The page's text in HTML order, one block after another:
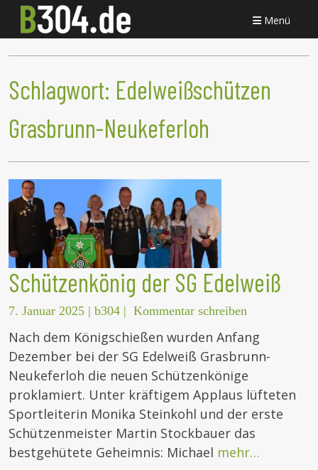
Menü
Schlagwort: Edelweißschützen
Grasbrunn-Neukeferloh
Schützenkönig der SG Edelweiß
7. Januar 2025 | b304 | Kommentar schreiben
Nach dem Königschießen wurden Anfang
Dezember bei der SG Edelweiß Grasbrunn-
Neukeferloh die neuen Schützenkönige
proklamiert. Unter kräftigem Applaus lüfteten
Sportleiterin Monika Steinkohl und der erste
Schützenmeister Martin Stockbauer das
bestgehütete Geheimnis: Michael mehr…